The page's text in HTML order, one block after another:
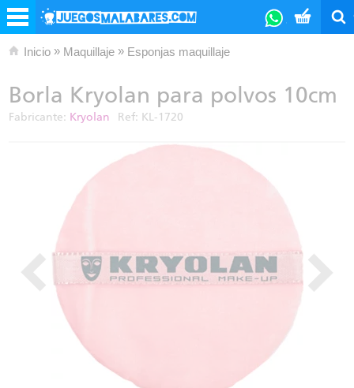
Inicio » Maquillaje » Esponjas maquillaje
Borla Kryolan para polvos 10cm
Fabricante: Kryolan Ref: KL-1720